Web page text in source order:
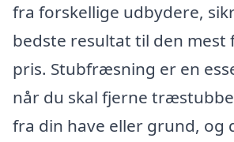
fra forskellige udbydere,
bedste resultat til den mest
pris. Stubfræsning er en
når du skal fjerne
fra din have eller grund,